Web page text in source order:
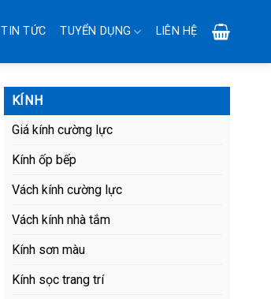
TIN TỨC TUYỂN DỤNG LIÊN HỆ
KÍNH
Giá kính cường lực
Kính ốp bếp
Vách kính cường lực
Vách kính nhà tắm
Kính sơn màu
Kính sọc trang trí